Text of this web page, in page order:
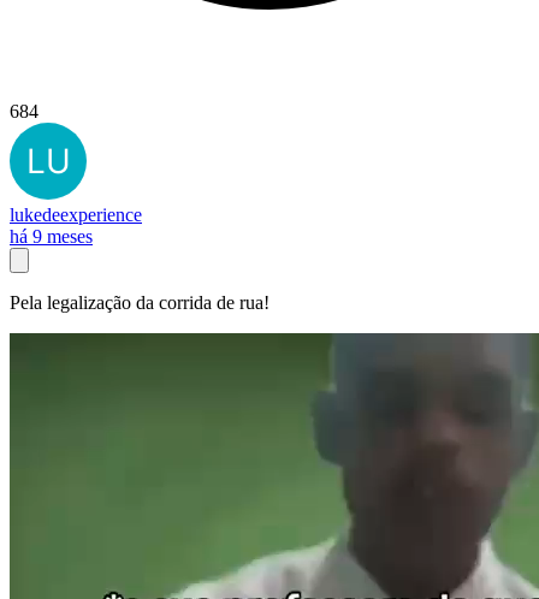
684
lukedeexperience
há 9 meses
Pela legalização da corrida de rua!